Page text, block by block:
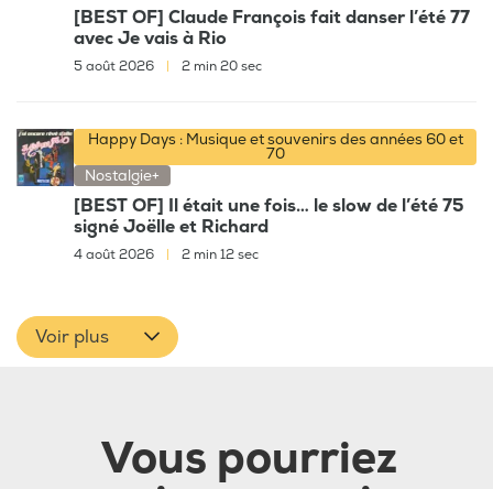
[BEST OF] Claude François fait danser l’été 77
avec Je vais à Rio
5 août 2026 2 min 20 sec
Happy Days : Musique et souvenirs des années 60 et
70
Nostalgie+
[BEST OF] Il était une fois… le slow de l’été 75
signé Joëlle et Richard
4 août 2026 2 min 12 sec
Voir plus
Vous pourriez